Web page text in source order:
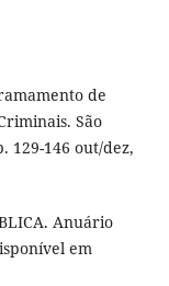
de
São
129-146 out/dez,
Anuário
em